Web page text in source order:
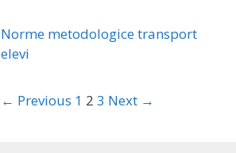
Norme metodologice transport
elevi
← Previous 1 2 3 Next →